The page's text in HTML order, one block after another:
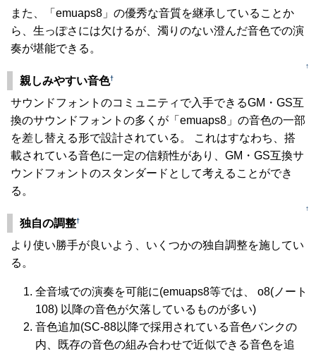
また、「emuaps8」の優秀な音質を継承していることか
ら、生っぽさには欠けるが、濁りのない澄んだ音色での演
奏が堪能できる。
↑
親しみやすい音色†
サウンドフォントのコミュニティで入手できるGM・GS互
換のサウンドフォントの多くが「emuaps8」の音色の一部
を差し替える形で設計されている。 これはすなわち、搭
載されている音色に一定の信頼性があり、GM・GS互換サ
ウンドフォントのスタンダードとして考えることができ
る。
↑
独自の調整†
より使い勝手が良いよう、いくつかの独自調整を施してい
る。
全音域での演奏を可能に(emuaps8等では、 o8(ノート
108) 以降の音色が欠落しているものが多い)
音色追加(SC-88以降で採用されている音色バンクの
内、既存の音色の組み合わせで近似できる音色を追